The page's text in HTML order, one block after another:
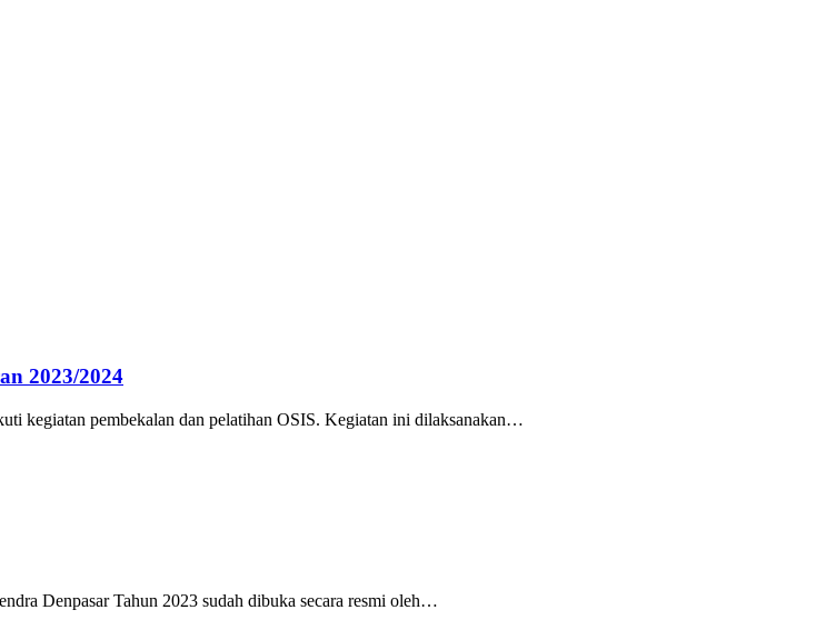
2023/2024
kegiatan pembekalan dan pelatihan OSIS. Kegiatan ini dilaksanakan…
Denpasar Tahun 2023 sudah dibuka secara resmi oleh…